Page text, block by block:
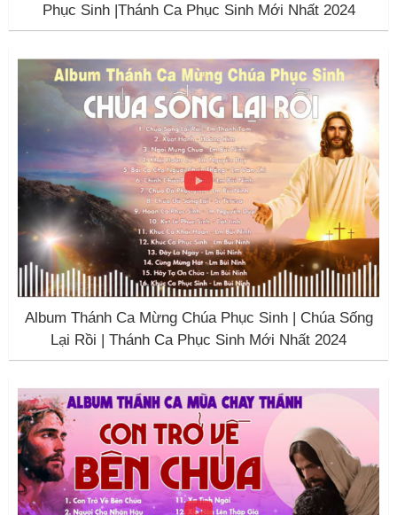
Phục Sinh |Thánh Ca Phục Sinh Mới Nhất 2024
Album Thánh Ca Mừng Chúa Phục Sinh | Chúa Sống
Lại Rồi | Thánh Ca Phục Sinh Mới Nhất 2024